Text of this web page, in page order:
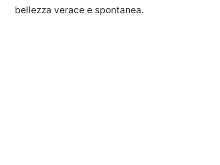
bellezza verace e spontanea.